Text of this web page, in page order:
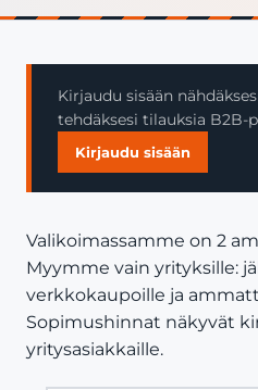
Yritys
Yhteystiedot
Kirjaudu sisään
tehdäksesi tilauksia B2B-
Kirjaudu sisään
Valikoimassamme on 2
Myymme vain yrityksille:
verkkokaupoille ja
Sopimushinnat näkyvät
yritysasiakkaille.